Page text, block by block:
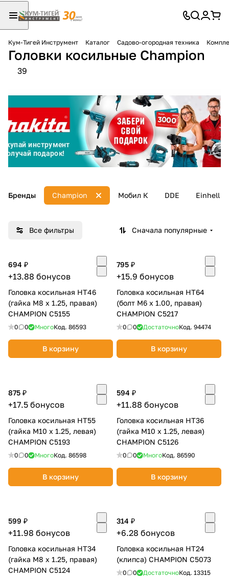
Кум-Тигей Инструмент Каталог Садово-огородная техника
Головки косильные Champion
39
Бренды Мобил К DDE Einhell
Champion
Все фильтры Сначала популярные
694 ₽
+13.88 бонусов
Головка косильная НТ46
(гайка М8 х 1.25, правая)
CHAMPION C5155
0 0 МногоКод. 86593
В корзину
795 ₽
+15.9 бонусов
Головка косильная НТ64
(болт М6 х 1.00, правая)
CHAMPION C5217
0 0 ДостаточноКод. 94474
В корзину
875 ₽
+17.5 бонусов
Головка косильная НТ55
(гайка М10 х 1.25, левая)
CHAMPION C5193
0 0 МногоКод. 86598
В корзину
594 ₽
+11.88 бонусов
Головка косильная НТ36
(гайка М10 х 1.25, левая)
CHAMPION C5126
0 0 МногоКод. 86590
В корзину
599 ₽
+11.98 бонусов
Головка косильная НТ34
(гайка М8 х 1.25, правая)
CHAMPION C5124
314 ₽
+6.28 бонусов
Головка косильная НТ24
(клипса) CHAMPION C5073
0 0 ДостаточноКод. 13315
Для клиентов всех банков
оплатуна части
без переплат
График платежей
25%
Оплачивайте сегодня только
25% картой любого банка
Получайте товар
выбранный способом
75% будут
с вашей карты
по25% каждые 2 недели
Подробнее
об оплате Плайтом
раз в 2
недели
Остались вопросы?
8 800 302-02-51
plait.ru